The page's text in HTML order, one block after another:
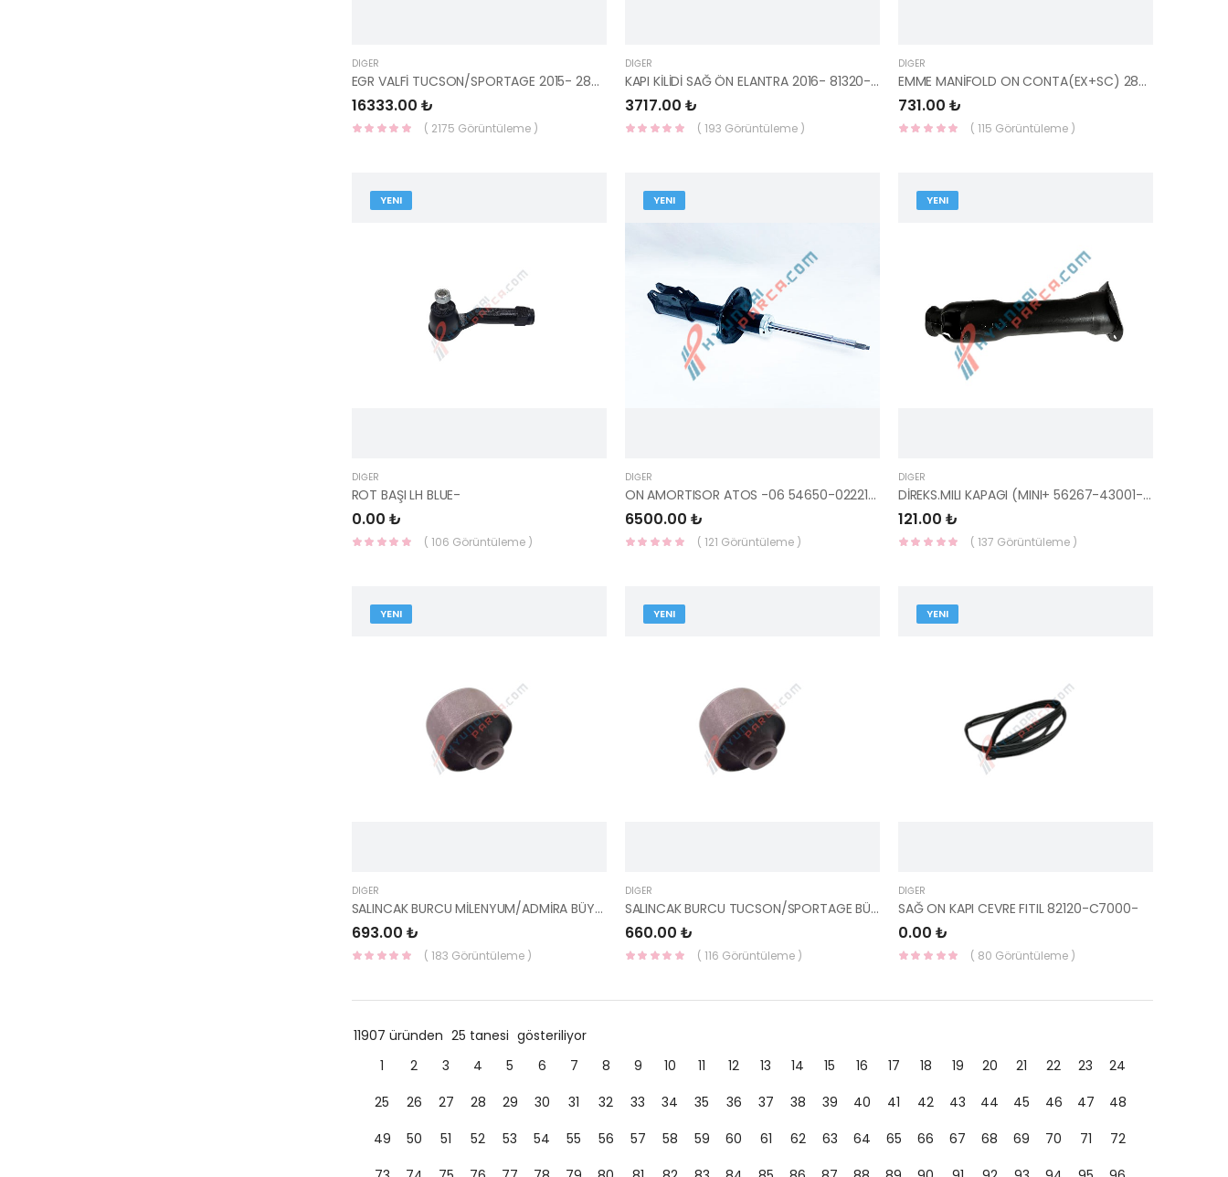
DIĞER
EGR VALFİ TUCSON/SPORTAGE 2015- 28410-2U000
16333.00 ₺
( 2175 Görüntüleme )
DIĞER
KAPI KİLİDİ SAĞ ÖN ELANTRA 2016- 81320-F2030-YS
3717.00 ₺
( 193 Görüntüleme )
DIĞER
EMME MANİFOLD ON CONTA(EX+SC) 28411-21020-HMC
731.00 ₺
( 115 Görüntüleme )
YENI
DIĞER
ROT BAŞI LH BLUE-
0.00 ₺
( 106 Görüntüleme )
YENI
DIĞER
ON AMORTISOR ATOS -06 54650-02221-HMC
6500.00 ₺
( 121 Görüntüleme )
YENI
DIĞER
DİREKS.MILI KAPAGI (MINI+ 56267-43001-HMC
121.00 ₺
( 137 Görüntüleme )
YENI
DIĞER
SALINCAK BURCU MİLENYUM/ADMİRA BÜYÜK KORE 54555-25000-KORE
693.00 ₺
( 183 Görüntüleme )
YENI
DIĞER
SALINCAK BURCU TUCSON/SPORTAGE BÜYÜK 54584-2E000-KORE
660.00 ₺
( 116 Görüntüleme )
YENI
DIĞER
SAĞ ON KAPI CEVRE FITIL 82120-C7000-
0.00 ₺
( 80 Görüntüleme )
11907 üründen 25 tanesi gösteriliyor
1
2 3 4 5 6 7 8 9 10 11 12 13 14 15 16 17 18 19 20 21 22 23
24
25
26 27 28 29 30 31 32 33 34 35 36 37 38 39 40 41 42 43 44 45 46 47
48
49
50 51 52 53 54 55 56 57 58 59 60 61 62 63 64 65 66 67 68 69 70 71
72